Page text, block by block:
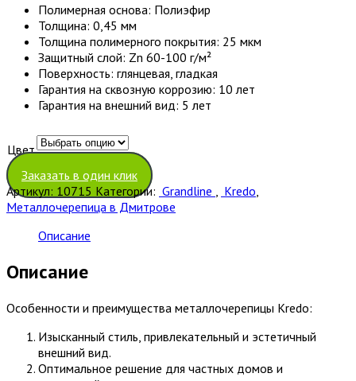
Полимерная основа: Полиэфир
Толщина: 0,45 мм
Толщина полимерного покрытия: 25 мкм
Защитный слой: Zn 60-100 г/м²
Поверхность: глянцевая, гладкая
Гарантия на сквозную коррозию: 10 лет
Гарантия на внешний вид: 5 лет
Цвет
Очистить
Заказать в один клик
Артикул: 10715 Категории: Grandline Kredo
Металлочерепица в Дмитрове
Описание
Описание
Особенности и преимущества металлочерепицы Kredo:
Изысканный стиль, привлекательный и эстетичный
внешний вид.
Оптимальное решение для частных домов и